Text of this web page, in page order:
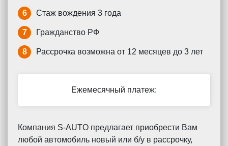
6 Стаж вождения 3 года
7 Гражданство РФ
8 Рассрочка возможна от 12 месяцев до 3 лет
Ежемесячный платеж:
Компания S-AUTO предлагает приобрести Вам
любой автомобиль новый или б/у в рассрочку,